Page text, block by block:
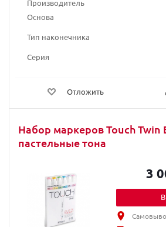
Производитель
Основа
Тип наконечника
Серия
Отложить
Набор маркеров Touch Twin
пастельные тона
3